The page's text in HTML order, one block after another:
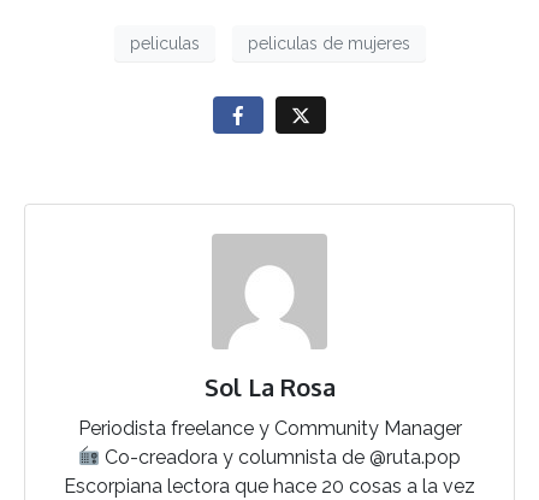
peliculas peliculas de mujeres
Sol La Rosa
Periodista freelance y Community Manager
Co-creadora y columnista de @ruta.pop
Escorpiana lectora que hace 20 cosas a la vez